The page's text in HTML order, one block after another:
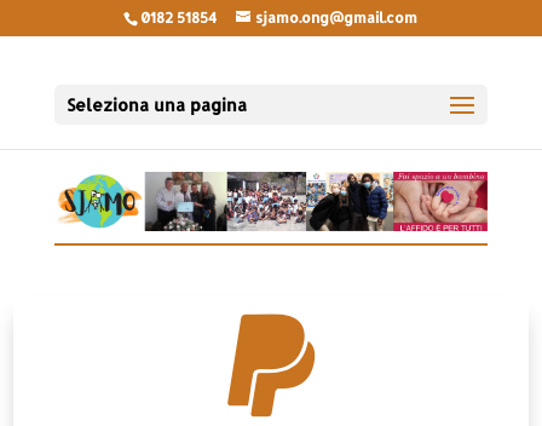
0182 51854 sjamo.ong@gmail.com
Seleziona una pagina
